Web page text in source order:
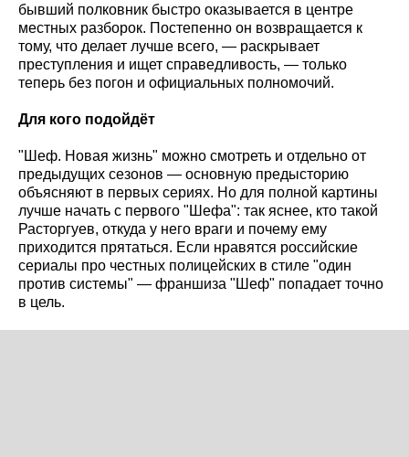
бывший полковник быстро оказывается в центре
местных разборок. Постепенно он возвращается к
тому, что делает лучше всего, — раскрывает
преступления и ищет справедливость, — только
теперь без погон и официальных полномочий.
Для кого подойдёт
"Шеф. Новая жизнь" можно смотреть и отдельно от
предыдущих сезонов — основную предысторию
объясняют в первых сериях. Но для полной картины
лучше начать с первого "Шефа": так яснее, кто такой
Расторгуев, откуда у него враги и почему ему
приходится прятаться. Если нравятся российские
сериалы про честных полицейских в стиле "один
против системы" — франшиза "Шеф" попадает точно
в цель.